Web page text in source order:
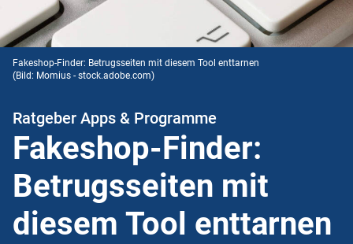
Fakeshop-Finder: Betrugsseiten mit diesem Tool enttarnen
(Bild: Momius - stock.adobe.com)
Ratgeber Apps & Programme
Fakeshop-Finder:
Betrugsseiten mit
diesem Tool enttarnen